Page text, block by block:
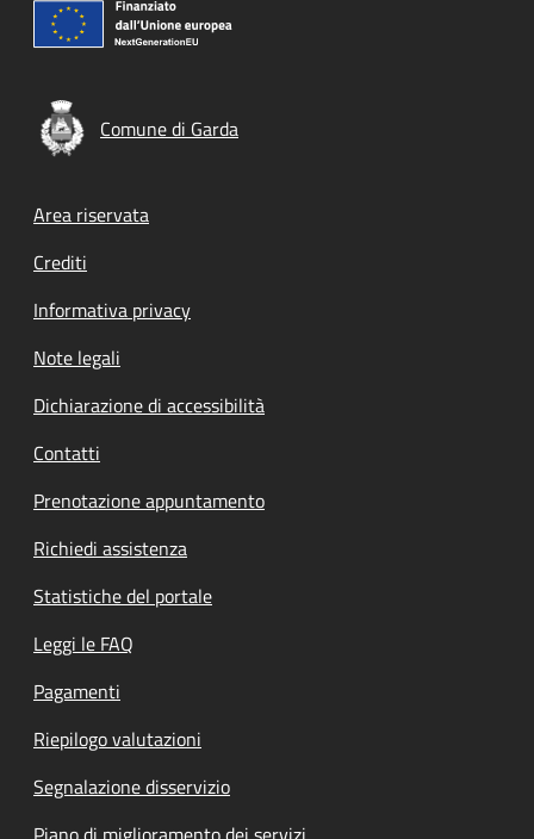
Comune di Garda
Footer menu
Area riservata
Crediti
Informativa privacy
Note legali
Dichiarazione di accessibilità
Contatti
Prenotazione appuntamento
Richiedi assistenza
Statistiche del portale
Leggi le FAQ
Pagamenti
Riepilogo valutazioni
Segnalazione disservizio